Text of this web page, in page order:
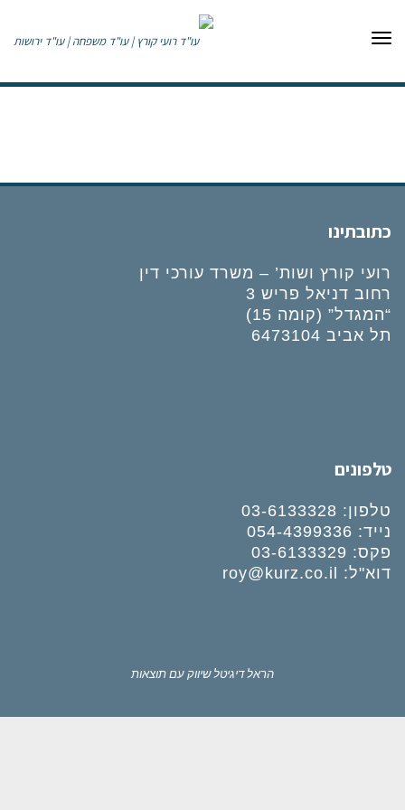
תפריט
כתובתינו
רועי קורץ ושות’ – משרד עורכי דין
רחוב דניאל פריש 3
“המגדל” (קומה 15)
תל אביב 6473104
טלפונים
טלפון: 03-6133328
נייד: 054-4399336
פקס: 03-6133329
דוא"ל: roy@kurz.co.il
הראל דיגיטלשיווק עם תוצאות